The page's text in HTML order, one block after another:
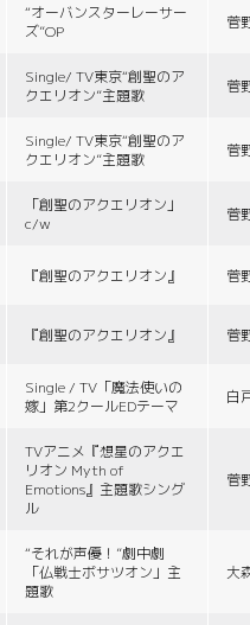
“オーバンスターレーサー
ズ”OP
菅
Single/ TV東京“創聖のア
クエリオン”主題歌
菅
Single/ TV東京“創聖のア
クエリオン”主題歌
菅
「創聖のアクエリオン」
c/w
菅
『創聖のアクエリオン』 菅
『創聖のアクエリオン』 菅
Single / TV「魔法使いの
嫁」第2クールEDテーマ
白
TVアニメ『想星のアクエ
リオン Myth of
Emotions』主題歌シング
ル
菅
“それが声優！”劇中劇
「仏戦士ボサツオン」主
題歌
大